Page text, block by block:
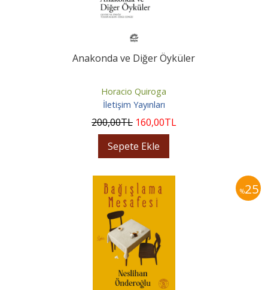
Anakonda ve Diğer Öyküler
Horacio Quiroga
İletişim Yayınları
200,00TL 160,00TL
Sepete Ekle
%25